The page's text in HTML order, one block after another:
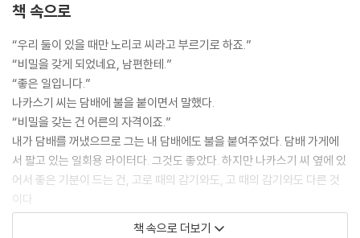
책 속으로
“우리 둘이 있을 때만 노리코 씨라고 부르기로 하죠.”
“비밀을 갖게 되었네요, 남편한테.”
“좋은 일입니다.”
나카스기 씨는 담배에 불을 붙이면서 말했다.
“비밀을 갖는 건 어른의 자격이죠.”
내가 담배를 꺼냈으므로 그는 내 담배에도 불을 붙여주었다. 담배 가게에
서 팔고 있는 일회용 라이터다. 그것도 좋았다. 하지만 나카스기 씨 옆에 있
어서 좋은 기분이 드는 건, 고로 때의 감기와도, 고 때의 감기와도 다른 것
이다.
--- p. 101
책 속으로 더보기